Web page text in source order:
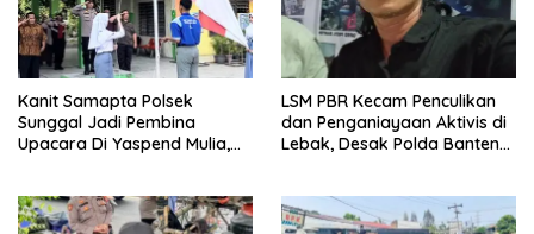
Kanit Samapta Polsek
Sunggal Jadi Pembina
Upacara Di Yaspend Mulia,
Penyalahgunaan Narkoba
LSM PBR Kecam Penculikan
dan Penganiayaan Aktivis di
Lebak, Desak Polda Banten